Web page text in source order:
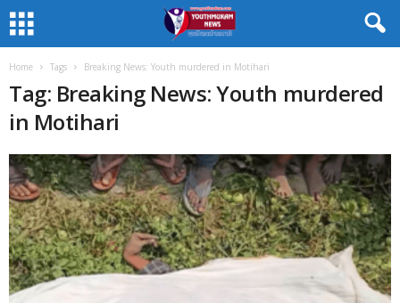
Home Tags Breaking News: Youth murdered in Motihari
Tag: Breaking News: Youth murdered
in Motihari